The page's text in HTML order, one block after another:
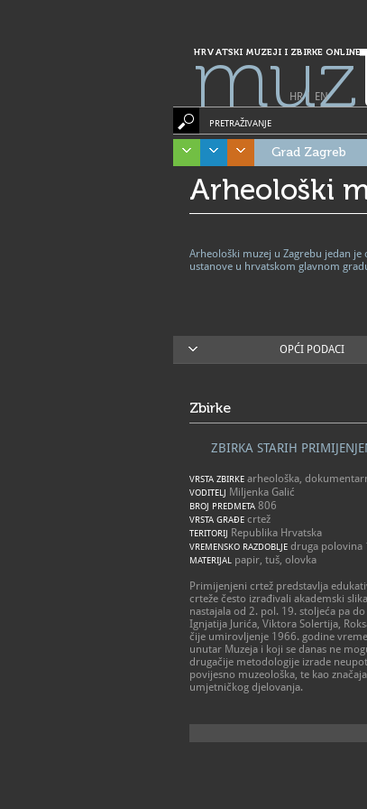
HRVATSKI MUZEJI I ZBIRKE ONLINE
muz
HR| EN
PRETRAŽIVANJE
Grad Zagreb
Arheološki
Arheološki muzej u Zagrebu jedan
ustanove u hrvatskom glavnom
OPĆI PODACI
Zbirke
ZBIRKA STARIH
VRSTA ZBIRKE arheološka,
VODITELJ Miljenka Galić
BROJ PREDMETA 806
VRSTA GRAĐE crtež
TERITORIJ Republika Hrvatska
VREMENSKO RAZDOBLJE druga polovina
MATERIJAL papir, tuš, olovka
Primijenjeni crtež predstavlja
crteže često izrađivali akademski
nastajala od 2. pol. 19. stoljeća pa
Ignjatija Jurića, Viktora Solertija,
čije umirovljenje 1966. godine
unutar Muzeja i koji se danas ne
drugačije metodologije izrade
povijesno muzeološka, te kao
umjetničkog djelovanja.